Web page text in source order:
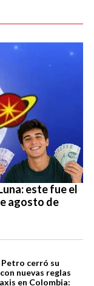
este fue el
agosto de
cerró su
nuevas reglas
en Colombia: